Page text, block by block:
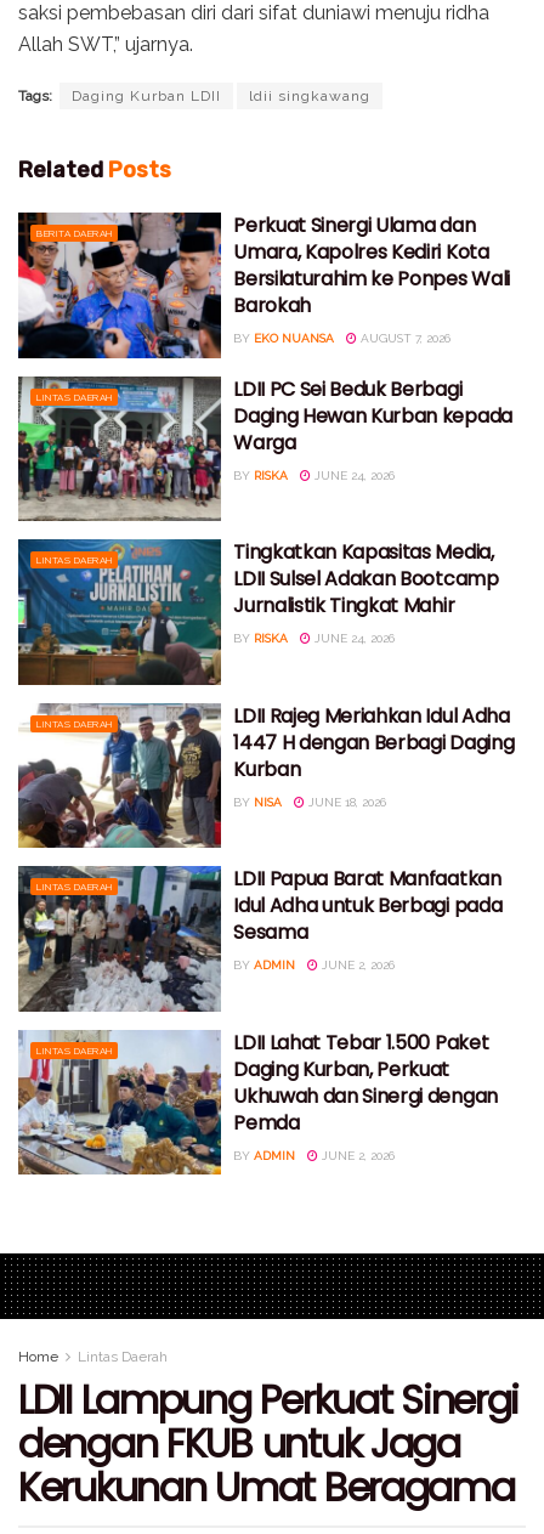
saksi pembebasan diri dari sifat duniawi menuju ridha
Allah SWT,” ujarnya.
Tags: Daging Kurban LDII ldii singkawang
Related Posts
BERITA DAERAH
Perkuat Sinergi Ulama dan
Umara, Kapolres Kediri Kota
Bersilaturahim ke Ponpes Wali
Barokah
BY EKO NUANSA AUGUST 7, 2026
LINTAS DAERAH
LDII PC Sei Beduk Berbagi
Daging Hewan Kurban kepada
Warga
BY RISKA JUNE 24, 2026
LINTAS DAERAH
Tingkatkan Kapasitas Media,
LDII Sulsel Adakan Bootcamp
Jurnalistik Tingkat Mahir
BY RISKA JUNE 24, 2026
LINTAS DAERAH
LDII Rajeg Meriahkan Idul Adha
1447 H dengan Berbagi Daging
Kurban
BY NISA JUNE 18, 2026
LINTAS DAERAH
LDII Papua Barat Manfaatkan
Idul Adha untuk Berbagi pada
Sesama
BY ADMIN JUNE 2, 2026
LINTAS DAERAH
LDII Lahat Tebar 1.500 Paket
Daging Kurban, Perkuat
Ukhuwah dan Sinergi dengan
Pemda
BY ADMIN JUNE 2, 2026
Home Lintas Daerah
LDII Lampung Perkuat Sinergi
dengan FKUB untuk Jaga
Kerukunan Umat Beragama